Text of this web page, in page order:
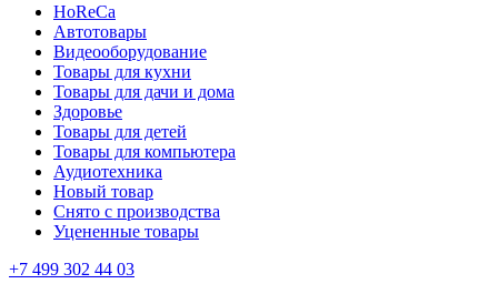
HoReCa
Автотовары
Видеооборудование
Товары для кухни
Товары для дачи и дома
Здоровье
Товары для детей
Товары для компьютера
Аудиотехника
Новый товар
Снято с производства
Уцененные товары
+7 499 302 44 03